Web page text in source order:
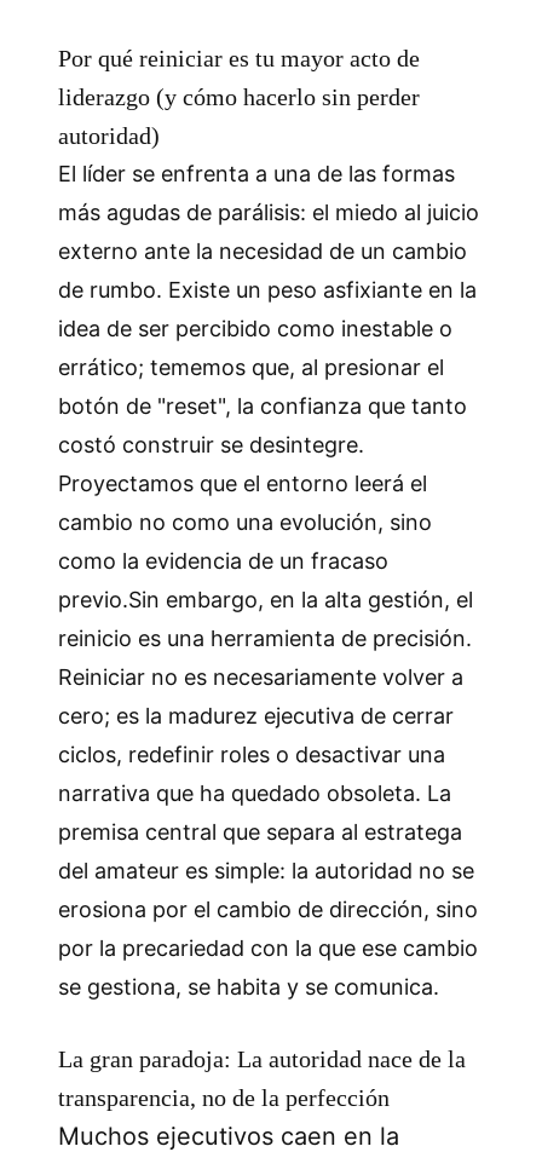
Por qué reiniciar es tu mayor acto de
liderazgo (y cómo hacerlo sin perder
autoridad)
El líder se enfrenta a una de las formas
más agudas de parálisis: el miedo al juicio
externo ante la necesidad de un cambio
de rumbo. Existe un peso asfixiante en la
idea de ser percibido como inestable o
errático; tememos que, al presionar el
botón de "reset", la confianza que tanto
costó construir se desintegre.
Proyectamos que el entorno leerá el
cambio no como una evolución, sino
como la evidencia de un fracaso
previo.Sin embargo, en la alta gestión, el
reinicio es una herramienta de precisión.
Reiniciar no es necesariamente volver a
cero; es la madurez ejecutiva de cerrar
ciclos, redefinir roles o desactivar una
narrativa que ha quedado obsoleta. La
premisa central que separa al estratega
del amateur es simple: la autoridad no se
erosiona por el cambio de dirección, sino
por la precariedad con la que ese cambio
se gestiona, se habita y se comunica.
La gran paradoja: La autoridad nace de la
transparencia, no de la perfección
Muchos ejecutivos caen en la